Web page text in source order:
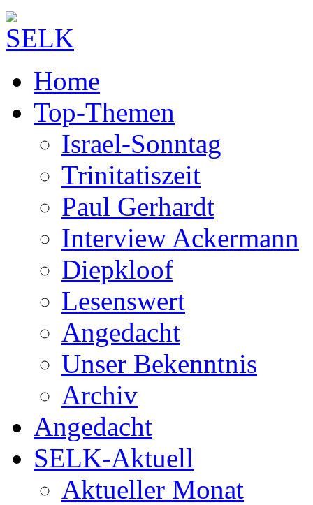
Home
Top-Themen
Israel-Sonntag
Trinitatiszeit
Paul Gerhardt
Interview Ackermann
Diepkloof
Lesenswert
Angedacht
Unser Bekenntnis
Archiv
Angedacht
SELK-Aktuell
Aktueller Monat